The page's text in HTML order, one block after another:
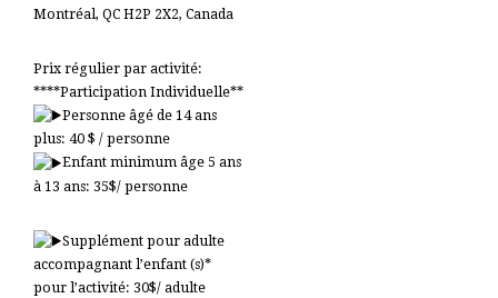
Montréal, QC H2P 2X2, Canada
Prix régulier par activité:
****Participation Individuelle**
Personne âgé de 14 ans
plus: 40 $ / personne
Enfant minimum âge 5 ans
à 13 ans: 35$/ personne
Supplément pour adulte
accompagnant l’enfant (s)*
pour l’activité: 30$/ adulte